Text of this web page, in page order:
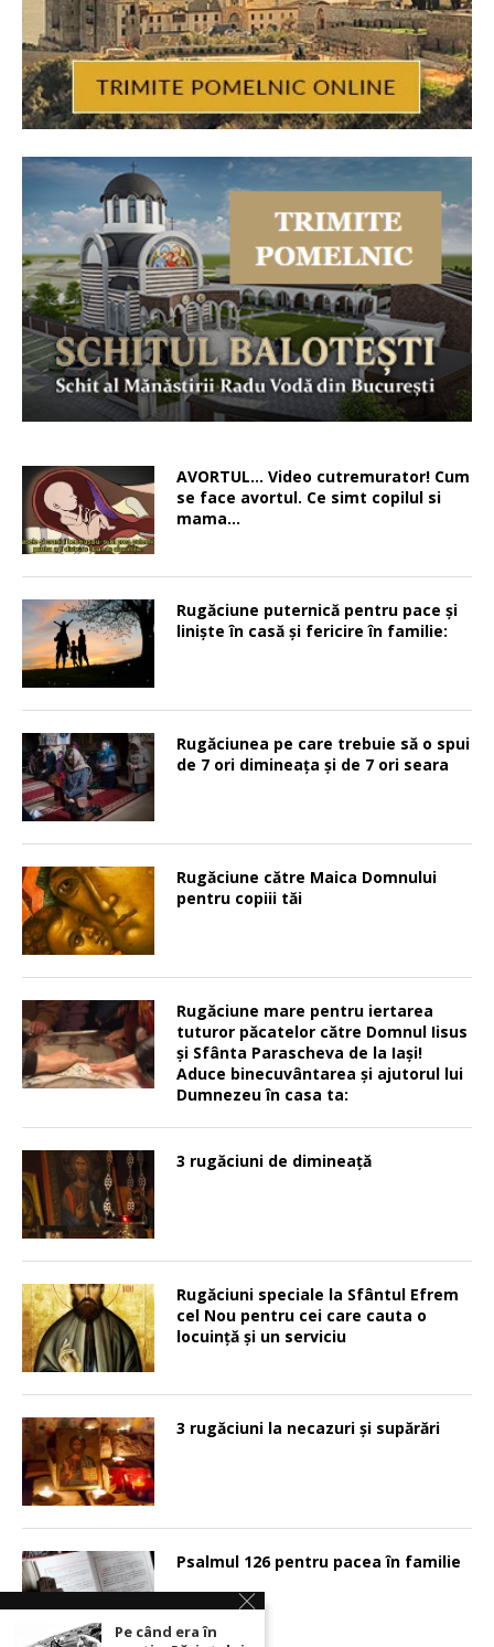
AVORTUL… Video cutremurator! Cum
se face avortul. Ce simt copilul si
mama…
Rugăciune puternică pentru pace şi
linişte în casă şi fericire în familie:
Rugăciunea pe care trebuie să o spui
de 7 ori dimineața și de 7 ori seara
Rugăciune către Maica Domnului
pentru copiii tăi
Rugăciune mare pentru iertarea
tuturor păcatelor către Domnul Iisus
şi Sfânta Parascheva de la Iaşi!
Aduce binecuvântarea şi ajutorul lui
Dumnezeu în casa ta:
3 rugăciuni de dimineață
Rugăciuni speciale la Sfântul Efrem
cel Nou pentru cei care cauta o
locuinţă şi un serviciu
3 rugăciuni la necazuri și supărări
Psalmul 126 pentru pacea în familie
Pe când era în